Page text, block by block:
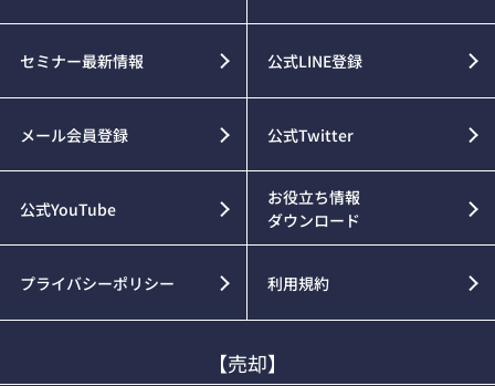
セミナー最新情報 公式LINE登録
メール会員登録 公式Twitter
公式YouTube
お役立ち情報
ダウンロード
プライバシーポリシー 利用規約
【売却】